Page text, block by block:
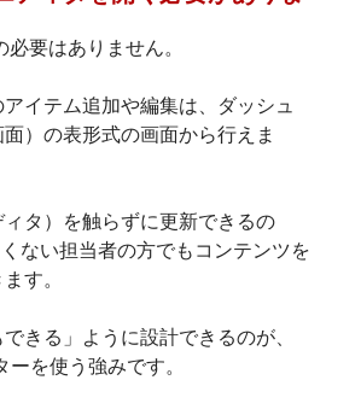
要はありません。
イテム追加や編集は、ダッシュ
）の表形式の画面から行えま
タ）を触らずに更新できるの
ない担当者の方でもコンテンツを
す。
できる」ように設計できるのが、
を使う強みです。